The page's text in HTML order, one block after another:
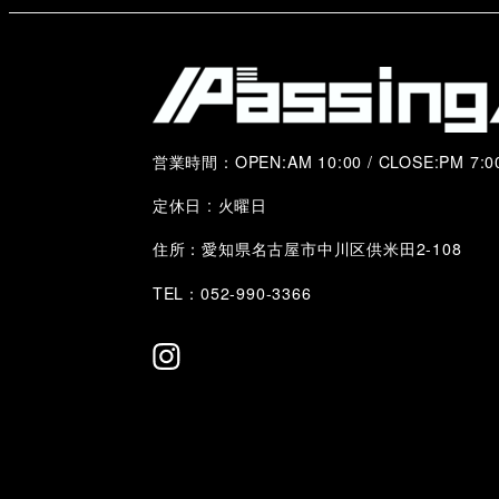
営業時間：OPEN:AM 10:00 / CLOSE:PM
定休日 : 火曜日
住所：愛知県名古屋市中川区供米田2-108
TEL：052-990-3366